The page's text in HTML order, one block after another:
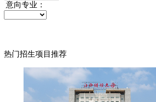
意向专业：
热门招生项目推荐